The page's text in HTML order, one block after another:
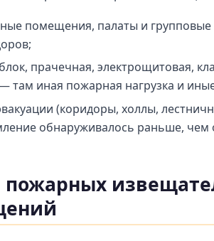
помещения, палаты и
прачечная, электрощитовая,
там иная пожарная нагрузка и
(коридоры, холлы,
обнаруживалось раньше, чем
пожарных